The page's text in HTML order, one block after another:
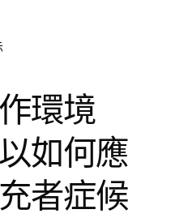
環境
如何應
者症候